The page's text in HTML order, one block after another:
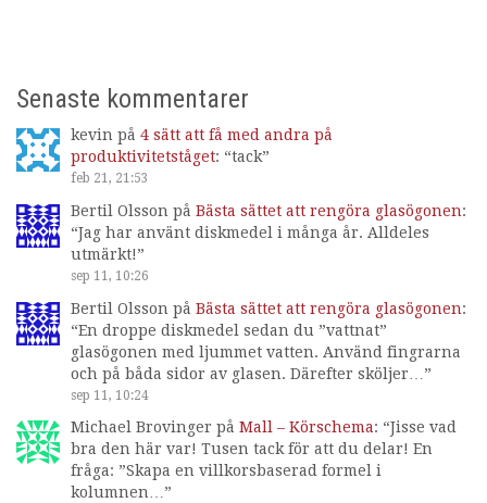
Senaste kommentarer
kevin på 4 sätt att få med andra på
produktivitetståget: “tack”
feb 21, 21:53
Bertil Olsson på Bästa sättet att rengöra glasögonen:
“Jag har använt diskmedel i många år. Alldeles
utmärkt!”
sep 11, 10:26
Bertil Olsson på Bästa sättet att rengöra glasögonen:
“En droppe diskmedel sedan du ”vattnat”
glasögonen med ljummet vatten. Använd fingrarna
och på båda sidor av glasen. Därefter sköljer… ”
sep 11, 10:24
Michael Brovinger på Mall – Körschema: “Jisse vad
bra den här var! Tusen tack för att du delar! En
fråga: ”Skapa en villkorsbaserad formel i
kolumnen…”